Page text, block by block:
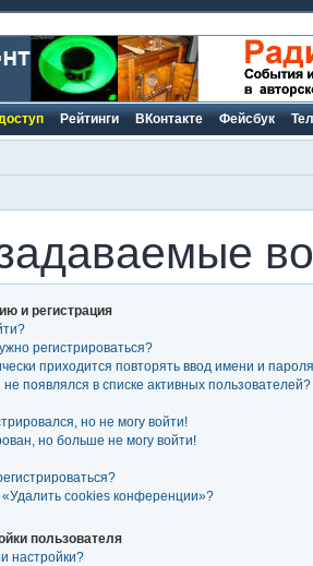
Рейтинги ВКонтакте Фейсбук
и регистрация
регистрироваться?
приходится повторять ввод имени и
не появлялся в списке активных пользователей?
но не могу войти!
но больше не могу войти!
cookies конференции»?
пользователя
настройки?